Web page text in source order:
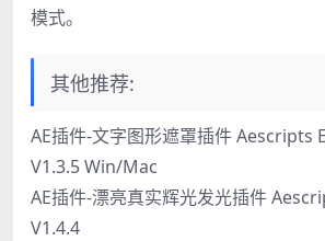
模式。
其他推荐:
AE插件-文字图形遮罩插件 Aescripts
V1.3.5 Win/Mac
AE插件-漂亮真实辉光发光插件
V1.4.4